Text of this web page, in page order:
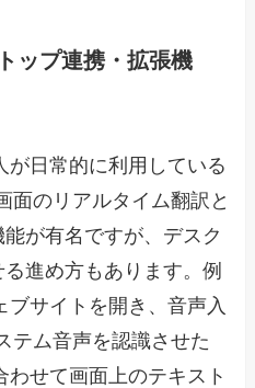
ップ連携・拡張機
が日常的に利用している
面のリアルタイム翻訳と
が有名ですが、デスク
進め方もあります。例
ブサイトを開き、音声入
テム音声を認識させた
わせて画面上のテキスト